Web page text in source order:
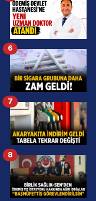
6
7
8